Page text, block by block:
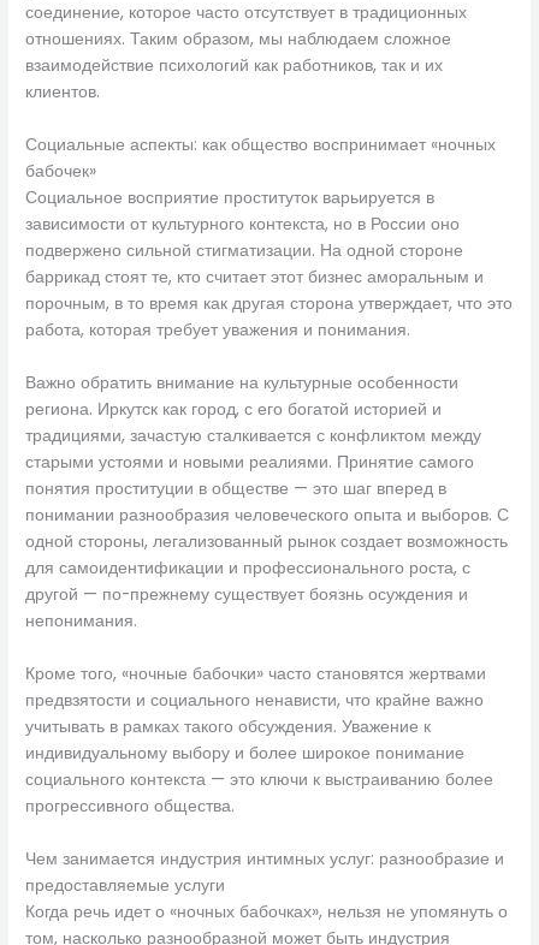
соединение, которое часто отсутствует в традиционных
отношениях. Таким образом, мы наблюдаем сложное
взаимодействие психологий как работников, так и их
клиентов.
Социальные аспекты: как общество воспринимает «ночных
бабочек»
Социальное восприятие проституток варьируется в
зависимости от культурного контекста, но в России оно
подвержено сильной стигматизации. На одной стороне
баррикад стоят те, кто считает этот бизнес аморальным и
порочным, в то время как другая сторона утверждает, что это
работа, которая требует уважения и понимания.
Важно обратить внимание на культурные особенности
региона. Иркутск как город, с его богатой историей и
традициями, зачастую сталкивается с конфликтом между
старыми устоями и новыми реалиями. Принятие самого
понятия проституции в обществе — это шаг вперед в
понимании разнообразия человеческого опыта и выборов. С
одной стороны, легализованный рынок создает возможность
для самоидентификации и профессионального роста, с
другой — по-прежнему существует боязнь осуждения и
непонимания.
Кроме того, «ночные бабочки» часто становятся жертвами
предвзятости и социального ненависти, что крайне важно
учитывать в рамках такого обсуждения. Уважение к
индивидуальному выбору и более широкое понимание
социального контекста — это ключи к выстраиванию более
прогрессивного общества.
Чем занимается индустрия интимных услуг: разнообразие и
предоставляемые услуги
Когда речь идет о «ночных бабочках», нельзя не упомянуть о
том, насколько разнообразной может быть индустрия